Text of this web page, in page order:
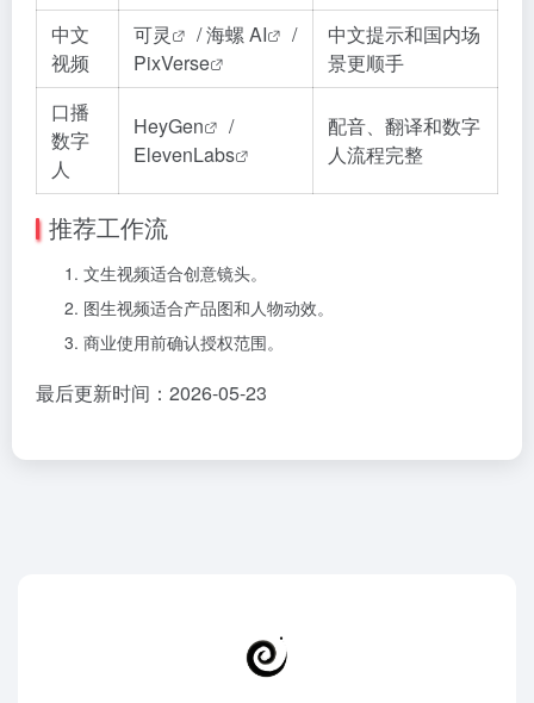
中文
视频
可灵 /海螺 AI
/
PixVerse
中文提示和国内场
景更顺手
口播
数字
人
HeyGen
/
ElevenLabs
配音、翻译和数字
人流程完整
推荐工作流
文生视频适合创意镜头。
图生视频适合产品图和人物动效。
商业使用前确认授权范围。
最后更新时间：2026-05-23